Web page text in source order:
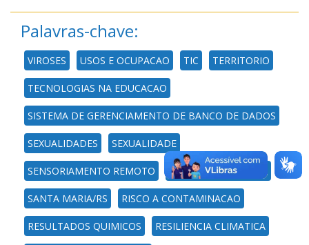
Palavras-chave:
VIROSES USOS E OCUPACAO TIC TERRITORIO
TECNOLOGIAS NA EDUCACAO
SISTEMA DE GERENCIAMENTO DE BANCO DE DADOS
SEXUALIDADES SEXUALIDADE
SENSORIAMENTO REMOTO SEMANA ACADEMICA
SANTA MARIA/RS RISCO A CONTAMINACAO
RESULTADOS QUIMICOS RESILIENCIA CLIMATICA